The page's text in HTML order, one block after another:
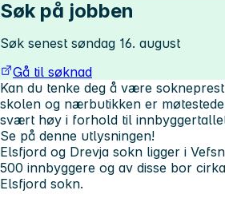
Søk på jobben
Søk senest søndag 16. august
Gå til søknad
Kan du tenke deg å være
skolen og nærbutikken er
svært høy i forhold til
Se på denne utlysningen!
Elsfjord og Drevja sokn ligger i
500 innbyggere og av disse bor
Elsfjord sokn.